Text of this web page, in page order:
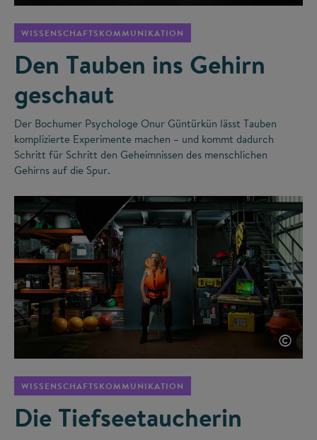
WISSENSCHAFTSKOMMUNIKATION
Den Tauben ins Gehirn
geschaut
Der Bochumer Psychologe Onur Güntürkün lässt Tauben
komplizierte Experimente machen – und kommt dadurch
Schritt für Schritt den Geheimnissen des menschlichen
Gehirns auf die Spur.
©
WISSENSCHAFTSKOMMUNIKATION
Die Tiefseetaucherin